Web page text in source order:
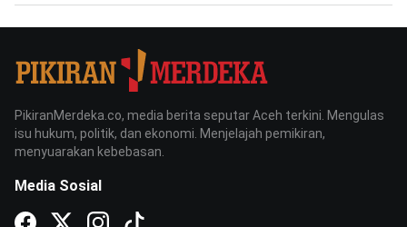
PikiranMerdeka.co, media berita seputar Aceh terkini. Mengulas
isu hukum, politik, dan ekonomi. Menjelajah pemikiran,
menyuarakan kebebasan.
Media Sosial